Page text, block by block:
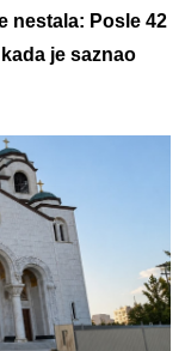
nestala: Posle 42
je saznao